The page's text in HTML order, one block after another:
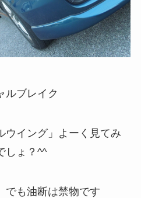
ルブレイク
ウイング」よーく見てみ
しょ？^^
でも油断は禁物です